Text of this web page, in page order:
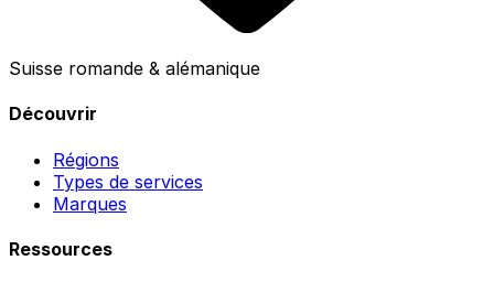
Suisse romande & alémanique
Découvrir
Régions
Types de services
Marques
Ressources